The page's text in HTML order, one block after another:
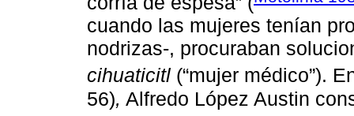
cuando las mujeres tenían
nodrizas-, procuraban
cihuaticitl (“mujer médico”).
56), Alfredo López Austin